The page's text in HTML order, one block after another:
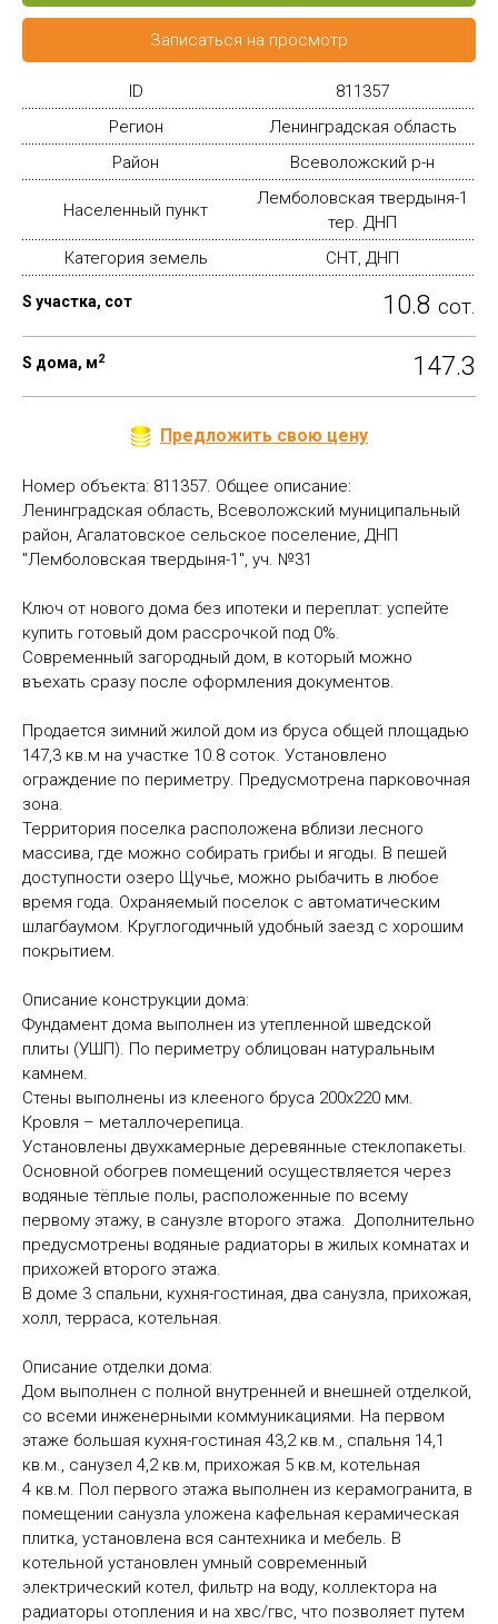
Записаться на просмотр
ID
811357
Регион
Ленинградская область
Район
Всеволожский р-н
Населенный пункт
Лемболовская твердыня-1
тер. ДНП
Категория земель
СНТ, ДНП
S участка, сот 10.8 сот.
S дома, м2 147.3
Предложить свою цену
Номер объекта: 811357. Общее описание:
Ленинградская область, Всеволожский муниципальный
район, Агалатовское сельское поселение, ДНП
"Лемболовская твердыня-1", уч. №31
Ключ от нового дома без ипотеки и переплат: успейте
купить готовый дом рассрочкой под 0%.
Современный загородный дом, в который можно
въехать сразу после оформления документов.
Продается зимний жилой дом из бруса общей площадью
147,3 кв.м на участке 10.8 соток. Установлено
ограждение по периметру. Предусмотрена парковочная
зона.
Территория поселка расположена вблизи лесного
массива, где можно собирать грибы и ягоды. В пешей
доступности озеро Щучье, можно рыбачить в любое
время года. Охраняемый поселок с автоматическим
шлагбаумом. Круглогодичный удобный заезд с хорошим
покрытием.
Описание конструкции дома:
Фундамент дома выполнен из утепленной шведской
плиты (УШП). По периметру облицован натуральным
камнем.
Стены выполнены из клееного бруса 200х220 мм.
Кровля – металлочерепица.
Установлены двухкамерные деревянные стеклопакеты.
Основной обогрев помещений осуществляется через
водяные тёплые полы, расположенные по всему
первому этажу, в санузле второго этажа. Дополнительно
предусмотрены водяные радиаторы в жилых комнатах и
прихожей второго этажа.
В доме 3 спальни, кухня-гостиная, два санузла, прихожая,
холл, терраса, котельная.
Описание отделки дома:
Дом выполнен с полной внутренней и внешней отделкой,
со всеми инженерными коммуникациями. На первом
этаже большая кухня-гостиная 43,2 кв.м., спальня 14,1
кв.м., санузел 4,2 кв.м, прихожая 5 кв.м, котельная
4 кв.м. Пол первого этажа выполнен из керамогранита, в
помещении санузла уложена кафельная керамическая
плитка, установлена вся сантехника и мебель. В
котельной установлен умный современный
электрический котел, фильтр на воду, коллектора на
радиаторы отопления и на хвс/гвс, что позволяет путем